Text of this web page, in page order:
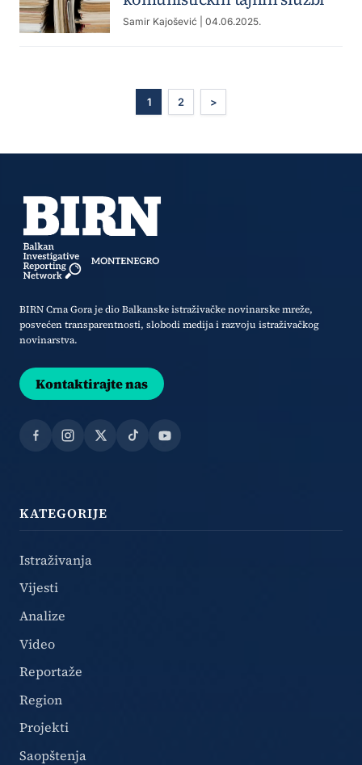
Samir Kajošević | 04.06.2025.
1 2 >
BIRN Crna Gora je dio Balkanske istraživačke novinarske mreže,
posvećen transparentnosti, slobodi medija i razvoju istraživačkog
novinarstva.
Kontaktirajte nas
Facebook
Instagram
X TikTokYouTube
KATEGORIJE
Istraživanja
Vijesti
Analize
Video
Reportaže
Region
Projekti
Saopštenja